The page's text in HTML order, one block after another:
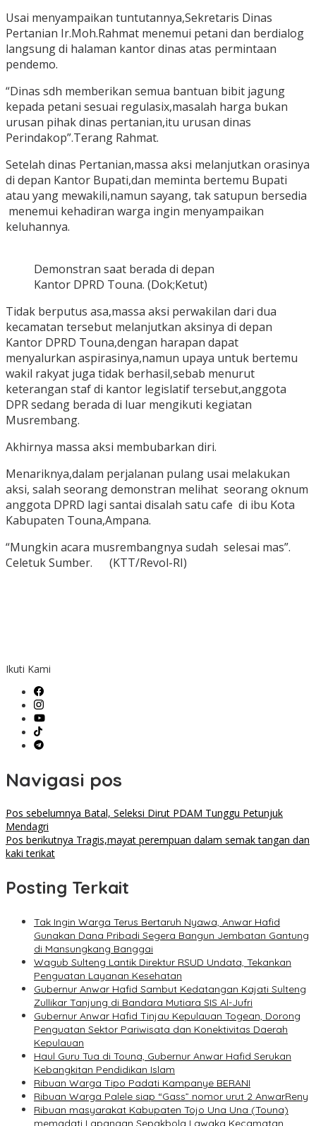
Usai menyampaikan tuntutannya,Sekretaris Dinas
Pertanian Ir.Moh.Rahmat menemui petani dan berdialog
langsung di halaman kantor dinas atas permintaan
pendemo.
“Dinas sdh memberikan semua bantuan bibit jagung
kepada petani sesuai regulasix,masalah harga bukan
urusan pihak dinas pertanian,itu urusan dinas
Perindakop”.Terang Rahmat.
Setelah dinas Pertanian,massa aksi melanjutkan orasinya
di depan Kantor Bupati,dan meminta bertemu Bupati
atau yang mewakili,namun sayang, tak satupun bersedia
menemui kehadiran warga ingin menyampaikan
keluhannya.
Demonstran saat berada di depan
Kantor DPRD Touna. (Dok;Ketut)
Tidak berputus asa,massa aksi perwakilan dari dua
kecamatan tersebut melanjutkan aksinya di depan
Kantor DPRD Touna,dengan harapan dapat
menyalurkan aspirasinya,namun upaya untuk bertemu
wakil rakyat juga tidak berhasil,sebab menurut
keterangan staf di kantor legislatif tersebut,anggota
DPR sedang berada di luar mengikuti kegiatan
Musrembang.
Akhirnya massa aksi membubarkan diri.
Menariknya,dalam perjalanan pulang usai melakukan
aksi, salah seorang demonstran melihat seorang oknum
anggota DPRD lagi santai disalah satu cafe di ibu Kota
Kabupaten Touna,Ampana.
“Mungkin acara musrembangnya sudah selesai mas”.
Celetuk Sumber. (KTT/Revol-RI)
Ikuti Kami
Navigasi pos
Pos sebelumnya Batal, Seleksi Dirut PDAM Tunggu Petunjuk
Mendagri
Pos berikutnya Tragis,mayat perempuan dalam semak tangan dan
kaki terikat
Posting Terkait
Tak Ingin Warga Terus Bertaruh Nyawa, Anwar Hafid
Gunakan Dana Pribadi Segera Bangun Jembatan Gantung
di Mansungkang Banggai
Wagub Sulteng Lantik Direktur RSUD Undata, Tekankan
Penguatan Layanan Kesehatan
Gubernur Anwar Hafid Sambut Kedatangan Kajati Sulteng
Zullikar Tanjung di Bandara Mutiara SIS Al-Jufri
Gubernur Anwar Hafid Tinjau Kepulauan Togean, Dorong
Penguatan Sektor Pariwisata dan Konektivitas Daerah
Kepulauan
Haul Guru Tua di Touna, Gubernur Anwar Hafid Serukan
Kebangkitan Pendidikan Islam
Ribuan Warga Tipo Padati Kampanye BERANI
Ribuan Warga Palele siap “Gass” nomor urut 2 AnwarReny
Ribuan masyarakat Kabupaten Tojo Una Una (Touna)
memadati Lapangan Sepakbola Lawaka Kecamatan